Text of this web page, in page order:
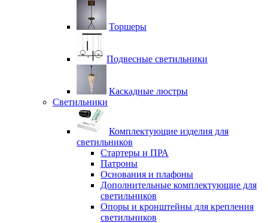
Торшеры
Подвесные светильники
Каскадные люстры
Светильники
Комплектующие изделия для
светильников
Стартеры и ПРА
Патроны
Основания и плафоны
Дополнительные комплектующие для
светильников
Опоры и кронштейны для крепления
светильников